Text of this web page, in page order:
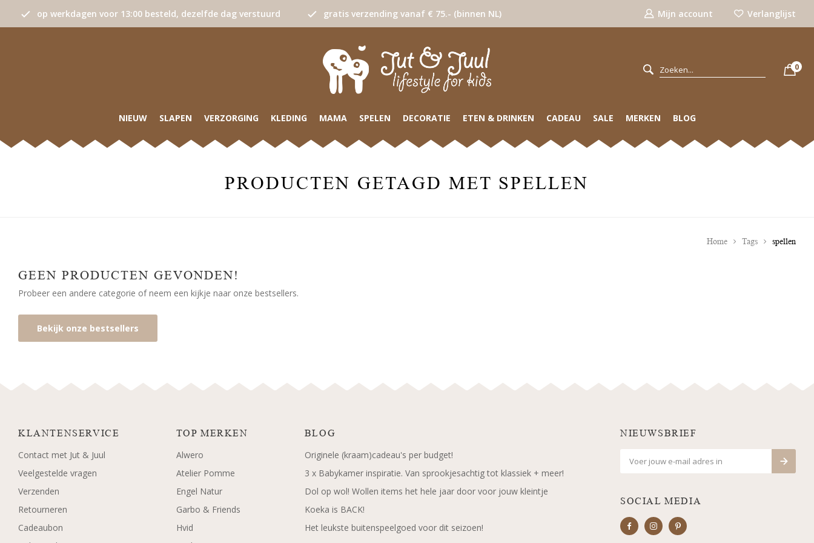
op werkdagen voor 13:00 besteld, dezelfde dag verstuurd gratis verzending vanaf € 75.- (binnen NL) Mijn account Verlanglijst
0
NIEUW SLAPEN VERZORGING KLEDING MAMA SPELEN DECORATIE ETEN & DRINKEN CADEAU SALE MERKEN BLOG
PRODUCTEN GETAGD MET SPELLEN
Home Tags spellen
GEEN PRODUCTEN GEVONDEN!
Probeer een andere categorie of neem een kijkje naar onze bestsellers.
Bekijk onze bestsellers
KLANTENSERVICE
Contact met Jut & Juul
Veelgestelde vragen
Verzenden
Retourneren
Cadeaubon
TOP MERKEN
Alwero
Atelier Pomme
Engel Natur
Garbo & Friends
Hvid
BLOG
Originele (kraam)cadeau's per budget!
3 x Babykamer inspiratie. Van sprookjesachtig tot klassiek + meer!
Dol op wol! Wollen items het hele jaar door voor jouw kleintje
Koeka is BACK!
Het leukste buitenspeelgoed voor dit seizoen!
NIEUWSBRIEF
SOCIAL MEDIA